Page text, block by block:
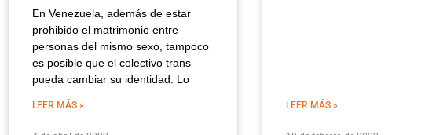
En Venezuela, además de estar
prohibido el matrimonio entre
personas del mismo sexo, tampoco
es posible que el colectivo trans
pueda cambiar su identidad. Lo
LEER MÁS » LEER MÁS »